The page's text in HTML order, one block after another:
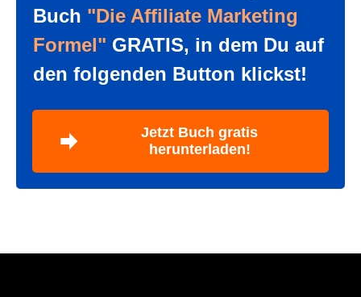
Buch "Die Affiliate Marketing
Formel" GRATIS, in dem Du auf
den folgenden Button klickst!
Jetzt Buch gratis
herunterladen!